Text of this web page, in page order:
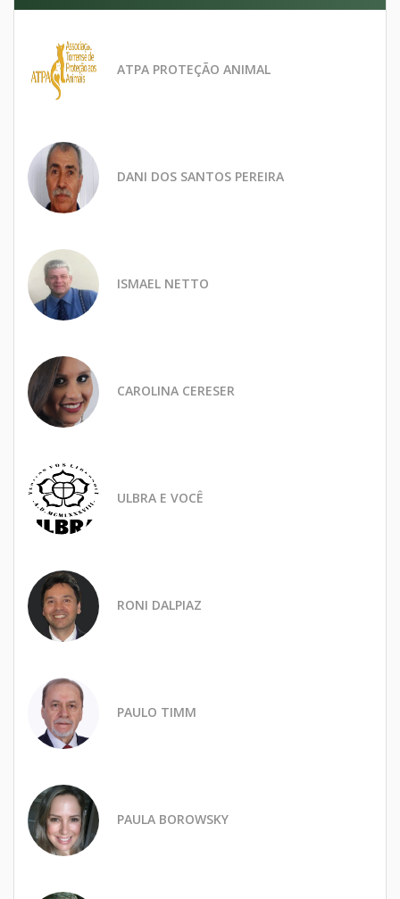
ATPA PROTEÇÃO ANIMAL
DANI DOS SANTOS PEREIRA
ISMAEL NETTO
CAROLINA CERESER
ULBRA E VOCÊ
RONI DALPIAZ
PAULO TIMM
PAULA BOROWSKY